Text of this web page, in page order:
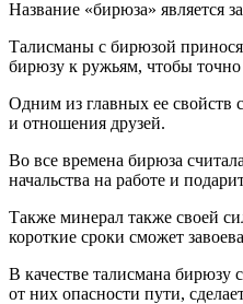
Талисманы с бирюзой
бирюзу к ружьям, чтобы точно
Одним из главных ее свойств
и отношения друзей.
Во все времена бирюза
начальства на работе и
Также минерал также своей
короткие сроки сможет
В качестве талисмана бирюзу
от них опасности пути,